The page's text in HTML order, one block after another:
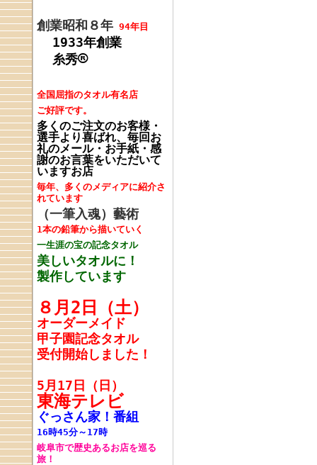
創業昭和８年 94年目
1933年創業
糸秀®
全国屈指のタオル有名店
ご好評です。
多くのご注文のお客様・
選手より喜ばれ、毎回 お
礼のメール・お手紙・感
謝のお言葉をいただいて
いますお店
毎年、多くのメディアに紹介さ
れています
（一筆入魂）藝術
1本の鉛筆から描いていく
一生涯の宝の記念タオル
美しいタオルに！
製作しています
８月2日（土）
オーダーメイド
甲子園記念タオル
受付開始しました！
5月17日（日）
東海テレビ
ぐっさん家！番組
16時45分～17時
岐阜市で歴史あるお店を巡る
旅！